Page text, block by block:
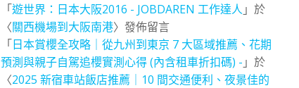
「遊世界：日本大阪2016 - JOBDAREN 工作達人 」於
〈關西機場到大阪南港〉發佈留言
「日本賞櫻全攻略｜從九州到東京 7 大區域推薦、花期
預測與親子自駕追櫻實測心得 (內含租車折扣碼) - 」於
〈2025 新宿車站飯店推薦｜10 間交通便利、夜景佳的